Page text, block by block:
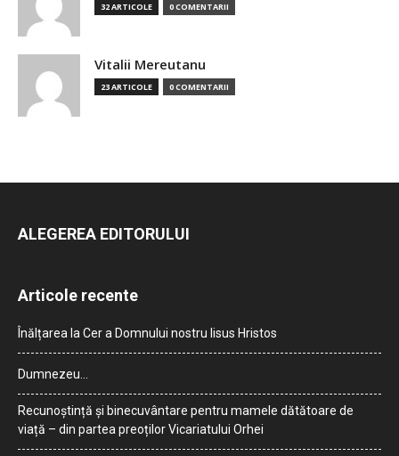
32 ARTICOLE 0 COMENTARII
Vitalii Mereutanu
23 ARTICOLE 0 COMENTARII
ALEGEREA EDITORULUI
Articole recente
Înălțarea la Cer a Domnului nostru Iisus Hristos
Dumnezeu…
Recunoștință și binecuvântare pentru mamele dătătoare de
viață – din partea preoților Vicariatului Orhei